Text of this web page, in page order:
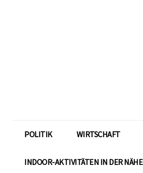
POLITIK WIRTSCHAFT
INDOOR-AKTIVITÄTEN IN DER NÄHE